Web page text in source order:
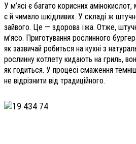
У м’ясі є багато корисних
є й чимало шкідливих. У складі ж
зайвого. Це — здорова їжа. Отже,
м’ясо. Приготування рослинного
як зазвичай робиться на кухні з
рослинну котлету кидають на гриль,
як годиться. У процесі смаження
не відрізнити від традиційного.